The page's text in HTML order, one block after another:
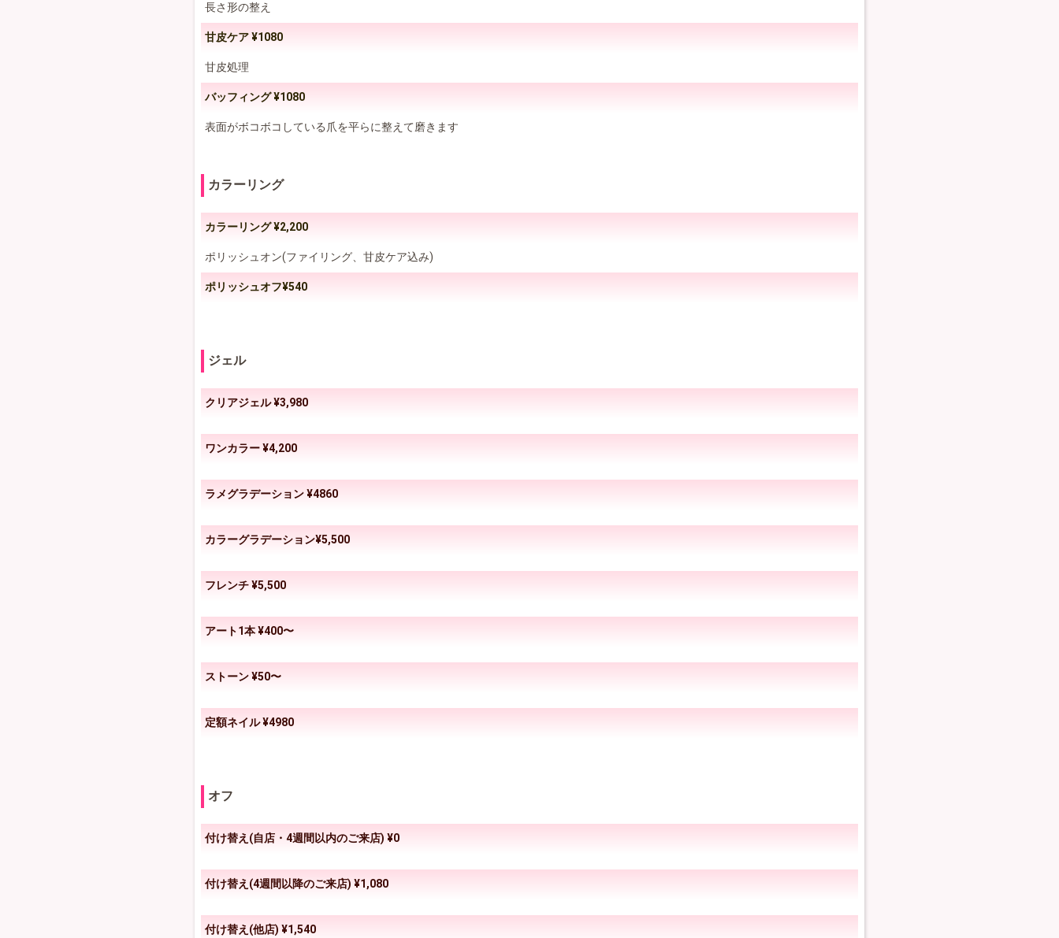
長さ形の整え
甘皮ケア ¥1080
甘皮処理
バッフィング ¥1080
表面がボコボコしている爪を平らに整えて磨きます
カラーリング
カラーリング ¥2,200
ポリッシュオン(ファイリング、甘皮ケア込み)
ポリッシュオフ¥540
ジェル
クリアジェル ¥3,980
ワンカラー ¥4,200
ラメグラデーション ¥4860
カラーグラデーション¥5,500
フレンチ ¥5,500
アート1本 ¥400〜
ストーン ¥50〜
定額ネイル ¥4980
オフ
付け替え(自店・4週間以内のご来店) ¥0
付け替え(4週間以降のご来店) ¥1,080
付け替え(他店) ¥1,540